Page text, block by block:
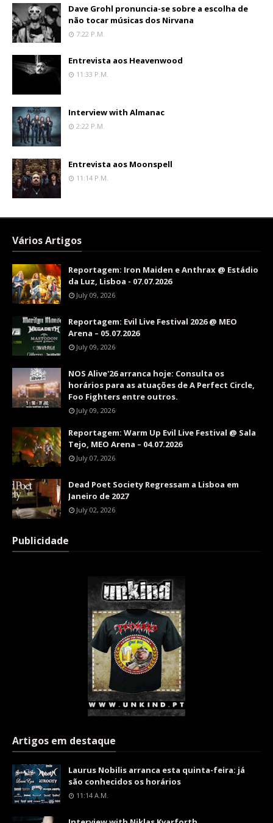
Dave Grohl pronuncia-se sobre a escolha de
não tocar músicas dos Nirvana
7:22 P.m.
Entrevista aos Heavenwood
11:33 P.m.
Interview with Almanac
2:22 P.m.
Entrevista aos Moonspell
11:14 P.m.
Vários Artigos
Reportagem: Iron Maiden e Anthrax @ Estádio
da Luz, Lisboa - 07.07.2026
July 09, 2026
Reportagem: Evil Live Festival 2026 @ MEO
Arena – 05.07.2026
July 09, 2026
NOS Alive'26 arranca hoje: Consulta os
horários para as atuações de A Perfect Circle,
Foo Fighters entre outros.
July 09, 2026
Reportagem: Warm Up Evil Live Festival @ Sala
Tejo, MEO Arena – 04.07.2026
July 07, 2026
Dead Poet Society Regressam a Lisboa em
Janeiro de 2027
July 02, 2026
Publicidade
Artigos em destaque
Laurus Nobilis arranca esta quinta-feira: já
são conhecidos os horários
11:14 A.m.